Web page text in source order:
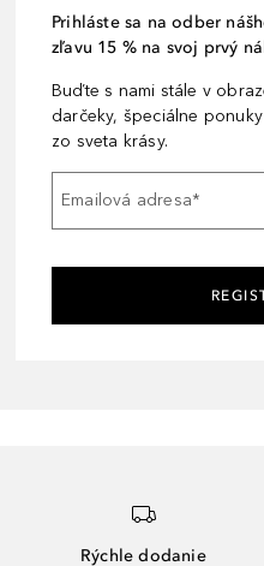
Prihláste sa na odber
zľavu 15 % na svoj prvý
Buďte s nami stále v
darčeky, špeciálne
zo sveta krásy.
Emailová adresa*
Rýchle dodanie